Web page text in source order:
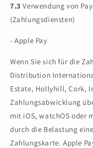
7.3 Verwendung von
(Zahlungsdiensten)
- Apple Pay
Wenn Sie sich für die
Distribution
Estate, Hollyhill, Cork,
Zahlungsabwicklung
mit iOS, watchOS oder
durch die Belastung
Zahlungskarte. Apple